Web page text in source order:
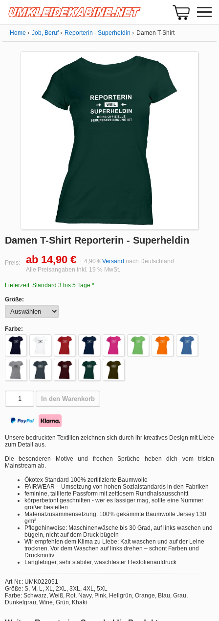
Home Job, Beruf Reporterin - Superheldin Damen T-Shirt
Damen T-Shirt Reporterin - Superheldin
Preis: ab 14,90 € + 4,90 € Versand nach Deutschland
Alle Preisangaben inkl. 19 % MwSt.
Lieferzeit: Standard 3 bis 5 Tage *
Größe:
Farbe:
In den Warenkorb
Unsere bedruckten Textilien zeichnen sich durch ihr kreatives Design mit Liebe
zum Detail aus.
Die besonderen Motive und frechen Sprüche heben dich vom tristen
Mainstream ab.
Ökotex Standard 100% zertifizierte Baumwolle
FAIRWEAR – Umsetzung von hohen Sozialstandards in den Fabriken
feminine, taillierte Passform mit zeitlosem Rundhalsausschnitt
körperbetont geschnitten - wer es lässiger mag, sollte eine Nummer
größer bestellen
Materialzusammensetzung: 100% gekämmte Baumwolle Jersey 130
g/m²
Pflegehinweise: Maschinenwäsche bis 30 Grad, auf links waschen und
bügeln, nicht auf dem Druck bügeln
Wir empfehlen dem Klima zu Liebe: Kalt waschen und auf der Leine
trocknen. Vor dem Waschen auf links drehen – schont Farben und
Druckmotiv
Langlebiger, sehr stabiler, waschfester Flexfolienaufdruck
Art-Nr.: UMK022051
Größe: S, M, L, XL, 2XL, 3XL, 4XL, 5XL
Farbe: Schwarz, Weiß, Rot, Navy, Pink, Hellgrün, Orange, Blau, Grau,
Dunkelgrau, Wine, Grün, Khaki